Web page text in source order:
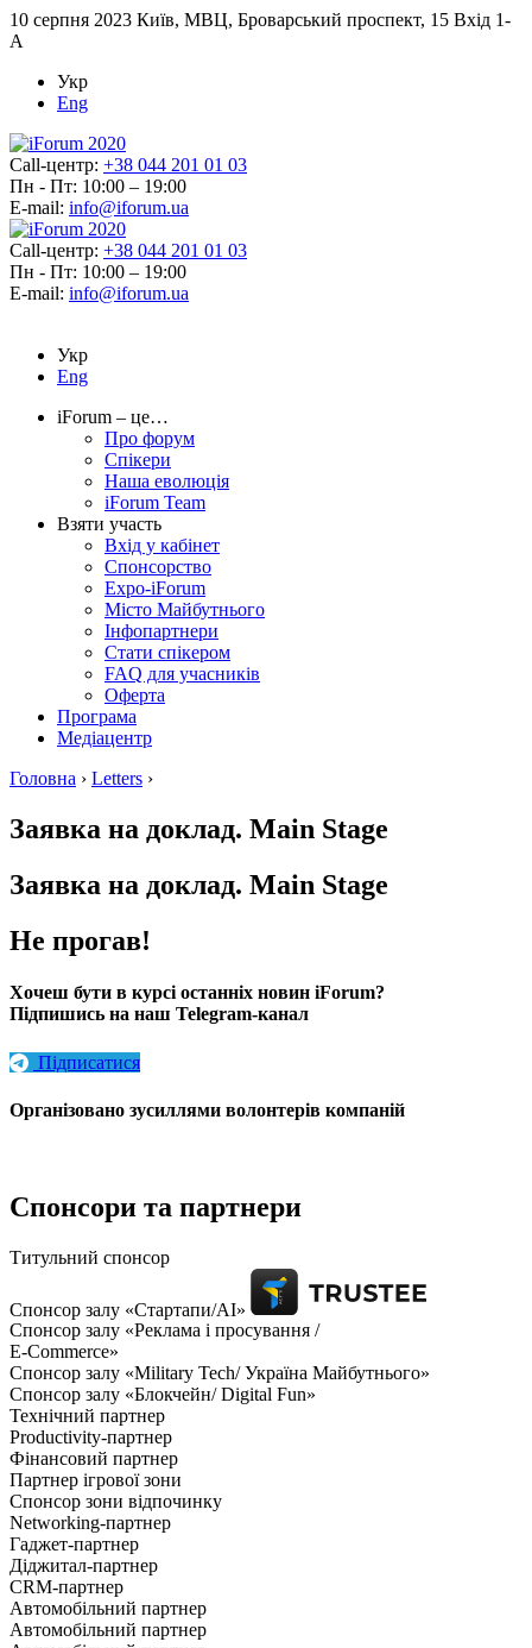
10 серпня 2023 Київ, МВЦ, Броварський проспект, 15 Вхід 1-
А
Укр
Eng
Call-центр: +38 044 201 01 03
Пн - Пт: 10:00 – 19:00
E-mail: info@iforum.ua
Call-центр: +38 044 201 01 03
Пн - Пт: 10:00 – 19:00
E-mail: info@iforum.ua
Укр
Eng
iForum – це…
Про форум
Спікери
Наша еволюція
iForum Team
Взяти участь
Вхід у кабінет
Спонсорство
Expo-iForum
Місто Майбутнього
Інфопартнери
Стати спікером
FAQ для учасників
Оферта
Програма
Медіацентр
Головна › Letters ›
Заявка на доклад. Main Stage
Заявка на доклад. Main Stage
Не прогав!
Хочеш бути в курсі останніх новин iForum?
Підпишись на наш Telegram-канал
Підписатися
Організовано зусиллями волонтерів компаній
Спонсори та партнери
Титульний спонсор
Спонсор залу «Стартапи/AI»
Спонсор залу «Реклама і просування /
E-Commerce»
Спонсор залу «Military Tech/ Україна Майбутнього»
Спонсор залу «Блокчейн/ Digital Fun»
Технічний партнер
Productivity-партнер
Фінансовий партнер
Партнер ігрової зони
Спонсор зони відпочинку
Networking-партнер
Гаджет-партнер
Діджитал-партнер
CRM-партнер
Автомобільний партнер
Автомобільний партнер